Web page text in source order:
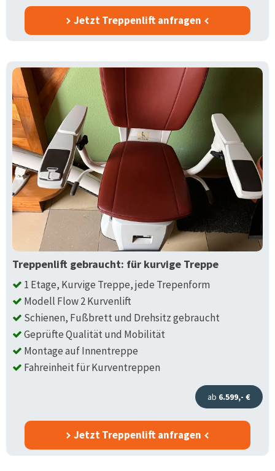
Jetzt Treppenlift anfragen
Treppenlift gebraucht: für kurvige Treppe
1 Etage, Kurvige Treppe, jede Trepenform
Modell Flow 2 Kurvenlift
Schienen, Fußbrett und Drehsitz gebraucht
Geprüfte Qualität und Mobilität
Montage auf Innentreppe
Fahreinheit für Kurventreppen
ab 6.599,- €
Jetzt Treppenlift anfragen